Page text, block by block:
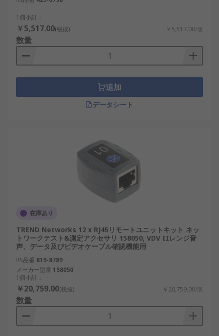
RJ11 テストコードセット
ケーブルテスター
ケーブル探査機
ファイバーテスタ
1個小計：
￥5,517.00(税抜) ￥5,517.00/個
数量
追加
データシート
在庫あり
TREND Networks 12 x RJ45リモートユニットキット ネッ
トワークテスト&測定アクセサリ 158050, VDV IIレンジ音
声、データ及びビデオケーブル確認機能用
RS品番 819-8789
メーカー型番 158050
1個小計：
￥20,759.00(税抜) ￥20,759.00/個
数量